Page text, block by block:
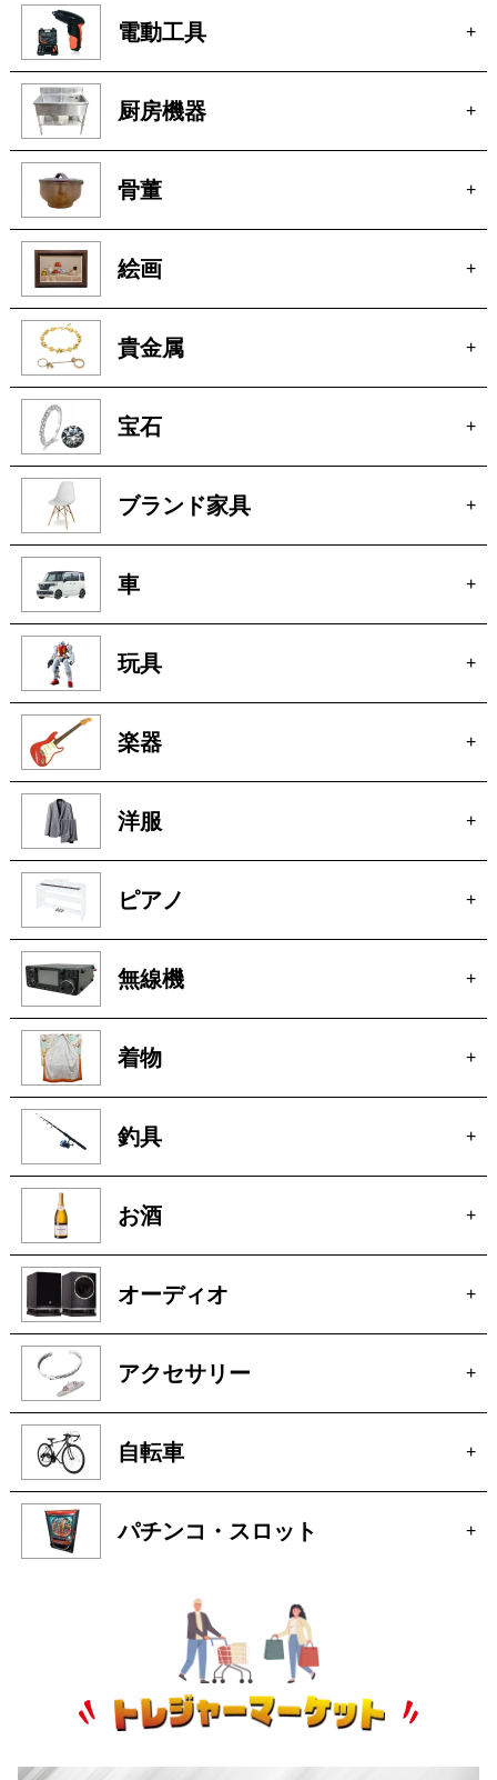
骨董 +
絵画 +
貴金属 +
宝石 +
ブランド家具 +
車 +
玩具 +
楽器 +
洋服 +
ピアノ +
無線機 +
着物 +
釣具 +
お酒 +
オーディオ +
アクセサリー +
自転車 +
パチンコ・スロット +
トレジャーマーケットへ
ぜひご来店ください